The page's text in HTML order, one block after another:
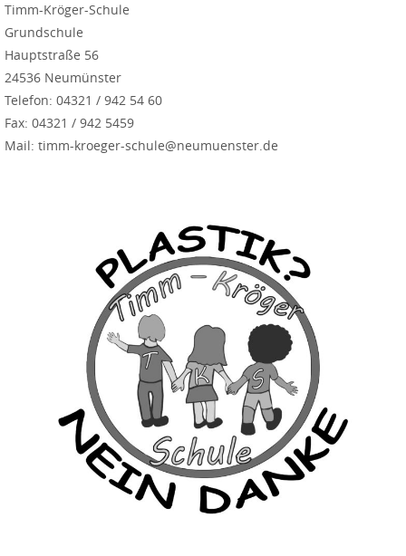
Timm-Kröger-Schule
Grundschule
Hauptstraße 56
24536 Neumünster
Telefon: 04321 / 942 54 60
Fax: 04321 / 942 5459
Mail: timm-kroeger-schule@neumuenster.de